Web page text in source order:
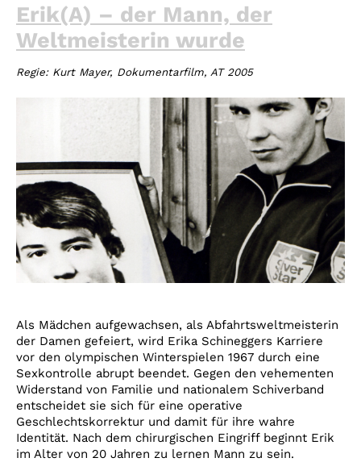
Erik(A) – der Mann, der
Weltmeisterin wurde
Regie: Kurt Mayer, Dokumentarfilm, AT 2005
Als Mädchen aufgewachsen, als Abfahrtsweltmeisterin
der Damen gefeiert, wird Erika Schineggers Karriere
vor den olympischen Winterspielen 1967 durch eine
Sexkontrolle abrupt beendet. Gegen den vehementen
Widerstand von Familie und nationalem Schiverband
entscheidet sie sich für eine operative
Geschlechtskorrektur und damit für ihre wahre
Identität. Nach dem chirurgischen Eingriff beginnt Erik
im Alter von 20 Jahren zu lernen Mann zu sein.